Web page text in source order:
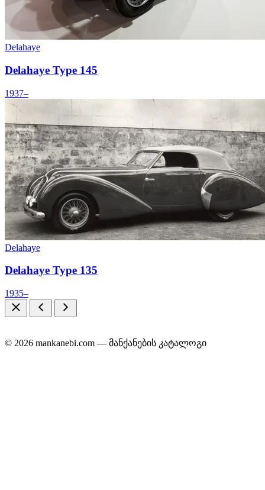
Delahaye
Delahaye Type 145
1937–
Delahaye
Delahaye Type 135
1935–
© 2026 mankanebi.com — მანქანების კატალოგი